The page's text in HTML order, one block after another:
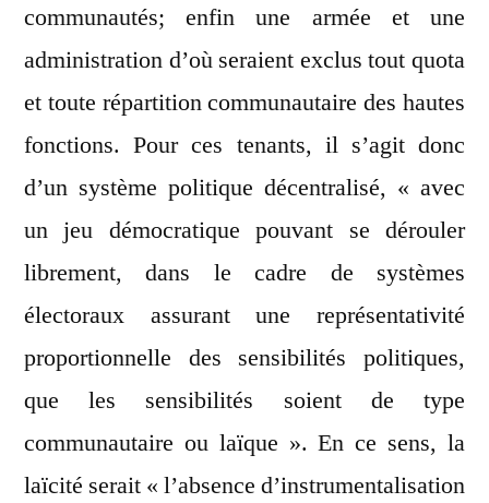
communautés; enfin une armée et une
administration d’où seraient exclus tout quota
et toute répartition communautaire des hautes
fonctions. Pour ces tenants, il s’agit donc
d’un système politique décentralisé, « avec
un jeu démocratique pouvant se dérouler
librement, dans le cadre de systèmes
électoraux assurant une représentativité
proportionnelle des sensibilités politiques,
que les sensibilités soient de type
communautaire ou laïque ». En ce sens, la
laïcité serait « l’absence d’instrumentalisation